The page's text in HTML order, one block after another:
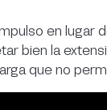
en lugar
bien la
que no